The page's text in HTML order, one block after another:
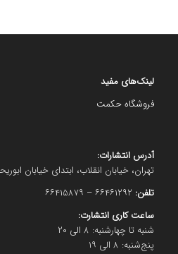
لینک‌های مفید
فروشگاه حکمت
آدرس انتشارات:
تهران، خیابان انقلاب، ابتدای خیابان
تلفن:
ساعت کاری انتشارت:
شنبه تا چهارشنبه: ۸ الی ۲۰
پنج‌شنبه: ۸ الی ۱۹